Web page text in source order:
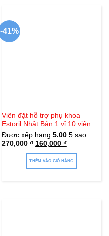
-41%
Viên đặt hỗ trợ phụ khoa
Estoril Nhật Bản 1 vỉ 10 viên
Được xếp hạng 5.005 sao
270,000₫ Giá
là:
270,000 ₫.
160,000 ₫Giá
tại
là:
160,000 ₫.
THÊM VÀO GIỎ HÀNG